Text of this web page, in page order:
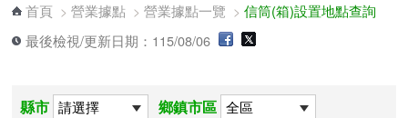
首頁 >營業據點 >營業據點一覽 >信筒(箱)設置地點查詢
最後檢視/更新日期：115/08/06
縣市 鄉鎮市區